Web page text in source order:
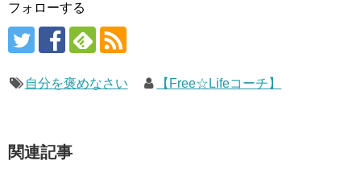
フォローする
自分を褒めなさい 【Free☆Lifeコーチ】
関連記事